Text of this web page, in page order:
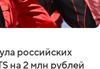
российских
на 2 млн рублей